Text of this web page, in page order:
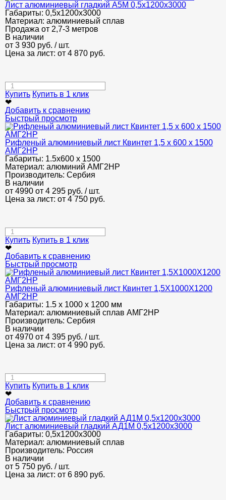
Лист алюминиевый гладкий А5М 0,5х1200х3000
Габариты: 0,5х1200х3000
Материал: алюминиевый сплав
Продажа от 2,7-3 метров
В наличии
от 3 930 руб. / шт.
Цена за лист: от 4 870 руб.
Купить Купить в 1 клик
❤
Добавить к сравнению
Быстрый просмотр
Рифленый алюминиевый лист Квинтет 1,5 х 600 х 1500
АМГ2НР
Габариты: 1.5х600 х 1500
Материал: алюминий АМГ2НР
Производитель: Сербия
В наличии
от 4990 от 4 295 руб. / шт.
Цена за лист: от 4 750 руб.
Купить Купить в 1 клик
❤
Добавить к сравнению
Быстрый просмотр
Рифленый алюминиевый лист Квинтет 1,5Х1000Х1200
АМГ2НР
Габариты: 1.5 х 1000 х 1200 мм
Материал: алюминиевый сплав АМГ2НР
Производитель: Сербия
В наличии
от 4970 от 4 395 руб. / шт.
Цена за лист: от 4 990 руб.
Купить Купить в 1 клик
❤
Добавить к сравнению
Быстрый просмотр
Лист алюминиевый гладкий АД1М 0,5х1200х3000
Габариты: 0,5х1200х3000
Материал: алюминиевый сплав
Производитель: Россия
В наличии
от 5 750 руб. / шт.
Цена за лист: от 6 890 руб.